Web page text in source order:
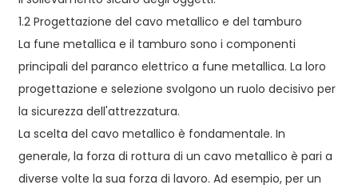
1.2 Progettazione del cavo metallico e del tamburo
La fune metallica e il tamburo sono i componenti
principali del paranco elettrico a fune metallica. La loro
progettazione e selezione svolgono un ruolo decisivo per
la sicurezza dell'attrezzatura.
La scelta del cavo metallico è fondamentale. In
generale, la forza di rottura di un cavo metallico è pari a
diverse volte la sua forza di lavoro. Ad esempio, per un